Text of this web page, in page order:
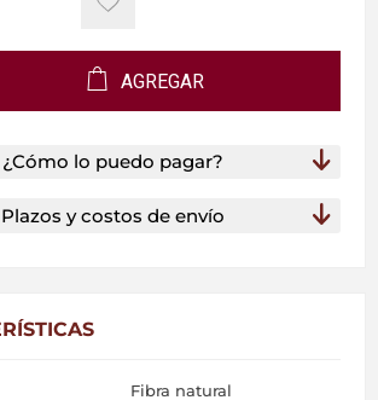
AGREGAR
¿Cómo lo puedo pagar?
Plazos y costos de envío
Fibra natural